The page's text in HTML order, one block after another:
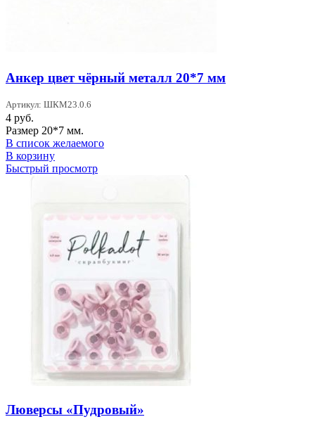
Анкер цвет чёрный металл 20*7 мм
Артикул: ШКМ23.0.6
4 руб.
Размер 20*7 мм.
В список желаемого
В корзину
Быстрый просмотр
Люверсы «Пудровый»